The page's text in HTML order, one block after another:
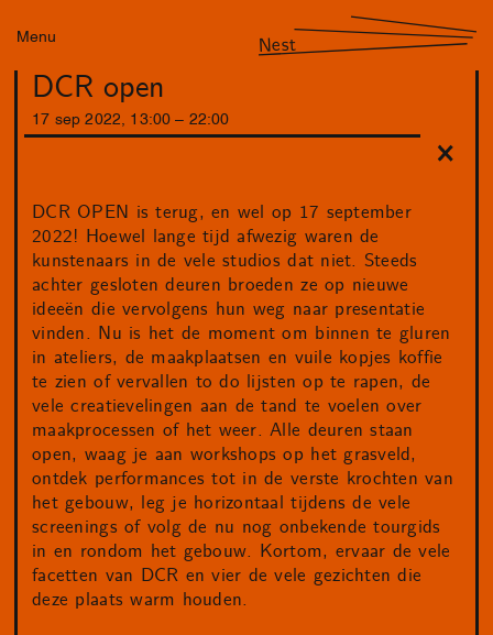
Menu Nest
DCR open
17 sep 2022 13 :00 22 :00
DCR OPEN is terug, en wel op 17 september
2022! Hoewel lange tijd afwezig waren de
kunstenaars in de vele studios dat niet. Steeds
achter gesloten deuren broeden ze op nieuwe
ideeën die vervolgens hun weg naar presentatie
vinden. Nu is het de moment om binnen te gluren
in ateliers, de maakplaatsen en vuile kopjes koffie
te zien of vervallen to do lijsten op te rapen, de
vele creatievelingen aan de tand te voelen over
maakprocessen of het weer. Alle deuren staan
open, waag je aan workshops op het grasveld,
ontdek performances tot in de verste krochten van
het gebouw, leg je horizontaal tijdens de vele
screenings of volg de nu nog onbekende tourgids
in en rondom het gebouw. Kortom, ervaar de vele
facetten van DCR en vier de vele gezichten die
deze plaats warm houden.